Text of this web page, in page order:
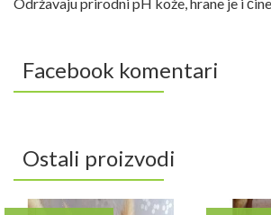
Facebook komentari
Ostali proizvodi